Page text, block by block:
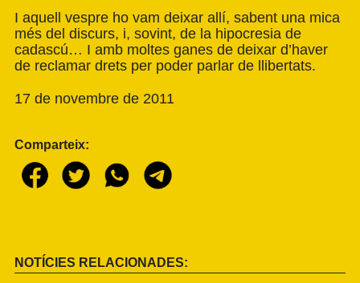
I aquell vespre ho vam deixar allí, sabent una mica
més del discurs, i, sovint, de la hipocresia de
cadascú… I amb moltes ganes de deixar d’haver
de reclamar drets per poder parlar de llibertats.
17 de novembre de 2011
Comparteix:
NOTÍCIES RELACIONADES: